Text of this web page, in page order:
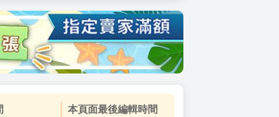
本頁面最後編輯時間